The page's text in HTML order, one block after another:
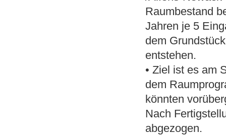
Raumbestand
Jahren je 5
dem
entstehen.
• Ziel ist es am
dem
könnten
Nach
abgezogen.